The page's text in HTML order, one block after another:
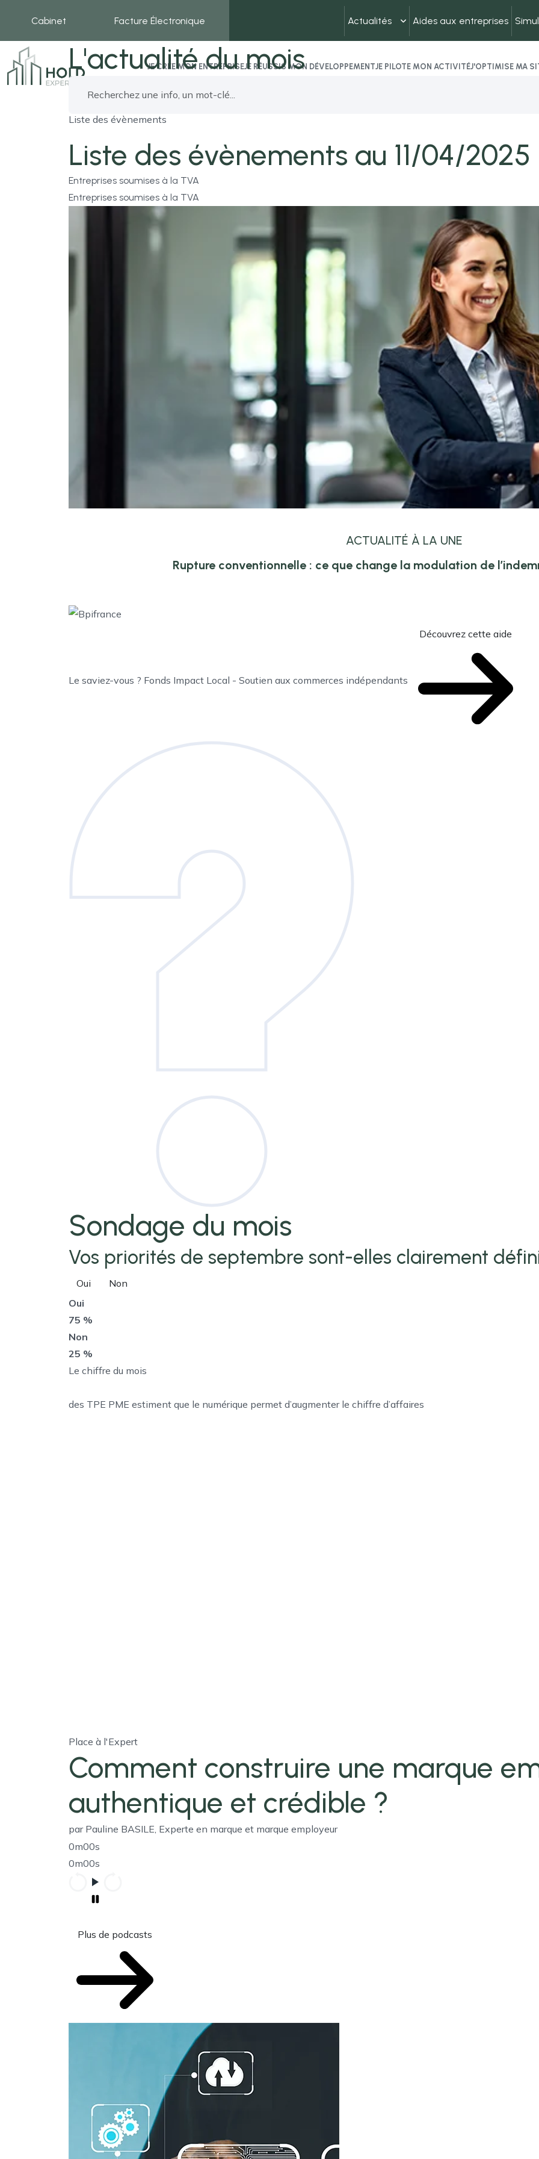
Cabinet Facture Électronique Actualités Aides aux entreprises
JE CRÉE MON ENTREPRISEJE RÉUSSIS MON DÉVELOPPEMENTJE PILOTE MON ACTIVITÉJ'OPTIMISE MA
L'actualité du mois
Liste des évènements
Liste des évènements au 11/04/2025
Entreprises soumises à la TVA
Entreprises soumises à la TVA
ACTUALITÉ À LA UNE
Rupture conventionnelle : ce que change la modulation de
Le saviez-vous ? Fonds Impact Local - Soutien aux commerces indépendants
Découvrez cette aide
Sondage du mois
Vos priorités de septembre sont-elles clairement
Oui
Non
Oui
75 %
Non
25 %
Le chiffre du mois
des TPE PME estiment que le numérique permet d’augmenter le chiffre d’affaires
Place à l'Expert
Comment construire une marque
authentique et crédible ?
par Pauline BASILE, Experte en marque et marque employeur
0m00s
0m00s
Plus de podcasts